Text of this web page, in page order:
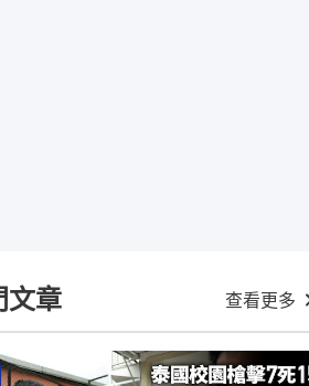
文章 查看更多